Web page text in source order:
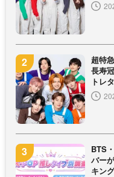
超特
長寿
トレ
BTS
バー
キン